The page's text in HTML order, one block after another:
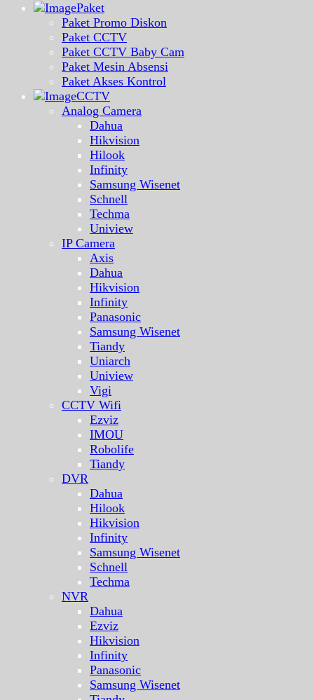
Paket
Paket Promo Diskon
Paket CCTV
Paket CCTV Baby Cam
Paket Mesin Absensi
Paket Akses Kontrol
CCTV
Analog Camera
Dahua
Hikvision
Hilook
Infinity
Samsung Wisenet
Schnell
Techma
Uniview
IP Camera
Axis
Dahua
Hikvision
Infinity
Panasonic
Samsung Wisenet
Tiandy
Uniarch
Uniview
Vigi
CCTV Wifi
Ezviz
IMOU
Robolife
Tiandy
DVR
Dahua
Hilook
Hikvision
Infinity
Samsung Wisenet
Schnell
Techma
NVR
Dahua
Ezviz
Hikvision
Infinity
Panasonic
Samsung Wisenet